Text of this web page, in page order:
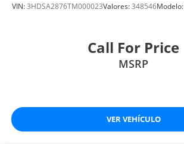
VIN:3HDSA2876TM000023Valores:348546Modelo:
Call For Price
MSRP
VER VEHÍCULO